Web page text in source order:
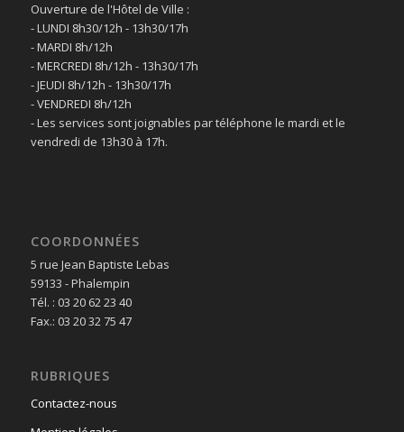
Ouverture de l'Hôtel de Ville :
- LUNDI 8h30/12h - 13h30/17h
- MARDI 8h/12h
- MERCREDI 8h/12h - 13h30/17h
- JEUDI 8h/12h - 13h30/17h
- VENDREDI 8h/12h
- Les services sont joignables par téléphone le mardi et le
vendredi de 13h30 à 17h.
COORDONNÉES
5 rue Jean Baptiste Lebas
59133 - Phalempin
Tél. : 03 20 62 23 40
Fax.: 03 20 32 75 47
RUBRIQUES
Contactez-nous